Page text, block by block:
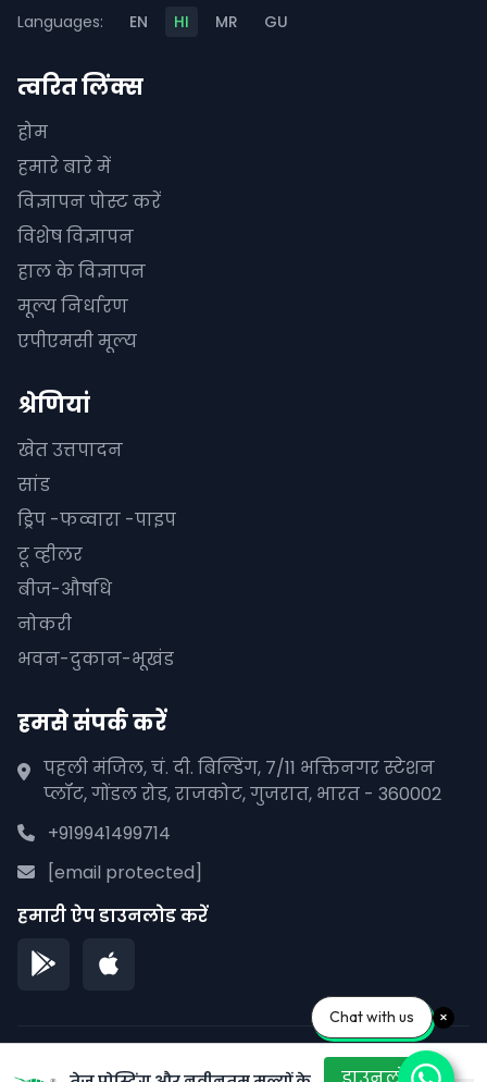
Languages: EN HI MR GU
त्वरित लिंक्स
होम
हमारे बारे में
विज्ञापन पोस्ट करें
विशेष विज्ञापन
हाल के विज्ञापन
मूल्य निर्धारण
एपीएमसी मूल्य
श्रेणियां
खेत उत्तपादन
सांड
ड्रिप -फव्वारा -पाइप
टू व्हीलर
बीज-औषधि
नोकरी
भवन-दुकान-भूखंड
हमसे संपर्क करें
पहली मंजिल, चं. दी. बिल्डिंग, 7/11 भक्तिनगर स्टेशन
प्लॉट, गोंडल रोड, राजकोट, गुजरात, भारत - 360002
+919941499714
[email protected]
हमारी ऐप डाउनलोड करें
© 2026 पीपलाना पाने. सर्वाधिकार सुरक्षित।
Chat with us